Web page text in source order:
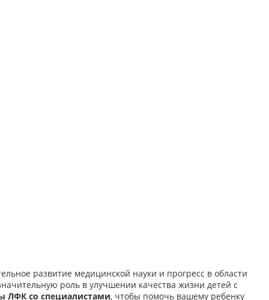
развитие медицинской науки и прогресс в области
роль в улучшении качества жизни детей с
ЛФК со специалистами, чтобы помочь вашему ребенку